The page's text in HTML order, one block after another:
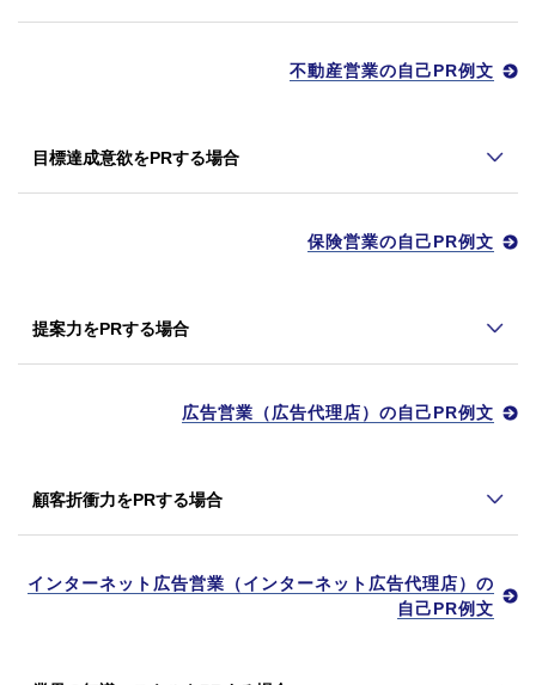
不動産営業の自己PR例文
目標達成意欲をPRする場合
保険営業の自己PR例文
提案力をPRする場合
広告営業（広告代理店）の自己PR例文
顧客折衝力をPRする場合
インターネット広告営業（インターネット広告代理店）の
自己PR例文